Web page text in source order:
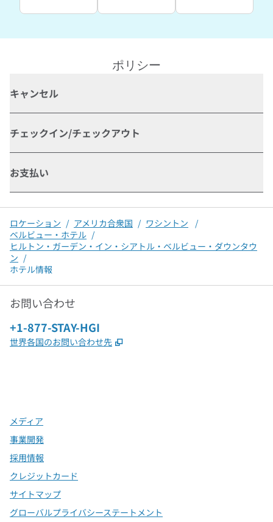
ポリシー
キャンセル
チェックイン/チェックアウト
お支払い
ロケーション / アメリカ合衆国 / ワシントン
/
ベルビュー・ホテル /
ヒルトン・ガーデン・イン・シアトル・ベルビュー・ダウンタウ
ン /
ホテル情報
お問い合わせ
電話：
+1-877-STAY-HGI
世界各国のお問い合わせ先 ,
メディア
事業開発
採用情報
クレジットカード
サイトマップ
グローバルプライバシーステートメント